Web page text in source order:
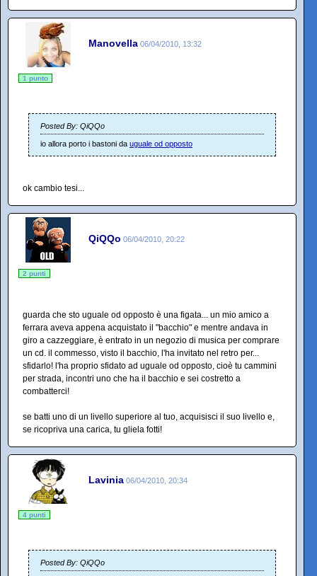
Manovella 06/04/2010, 13:32
1 punto
Posted By: QiQQo
io allora porto i bastoni da uguale od opposto
ok cambio tesi...
QiQQo 06/04/2010, 20:22
2 punti
guarda che sto uguale od opposto è una figata... un mio amico a
ferrara aveva appena acquistato il "bacchio" e mentre andava in
giro a cazzeggiare, è entrato in un negozio di musica per comprare
un cd. il commesso, visto il bacchio, l'ha invitato nel retro per...
sfidarlo! l'ha proprio sfidato ad uguale od opposto, cioè tu cammini
per strada, incontri uno che ha il bacchio e sei costretto a
combatterci!
se batti uno di un livello superiore al tuo, acquisisci il suo livello e,
se ricopriva una carica, tu gliela fotti!
Lavinia 06/04/2010, 20:34
4 punti
Posted By: QiQQo